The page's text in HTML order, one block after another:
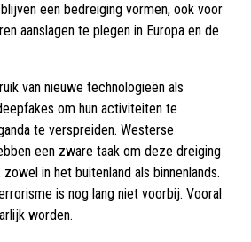
een bedreiging vormen, ook voor
aanslagen te plegen in Europa en de
van nieuwe technologieën als
om hun activiteiten te
te verspreiden. Westerse
een zware taak om deze dreiging
in het buitenland als binnenlands.
is nog lang niet voorbij. Vooral
worden.